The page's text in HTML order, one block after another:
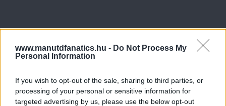
www.manutdfanatics.hu - Do Not Process My
Personal Information
If you wish to opt-out of the sale, sharing to third parties, or
processing of your personal or sensitive information for
targeted advertising by us, please use the below opt-out